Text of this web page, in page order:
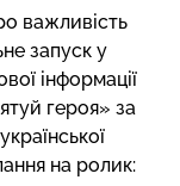
важливість
запуск у
інформації
героя» за
на ролик: